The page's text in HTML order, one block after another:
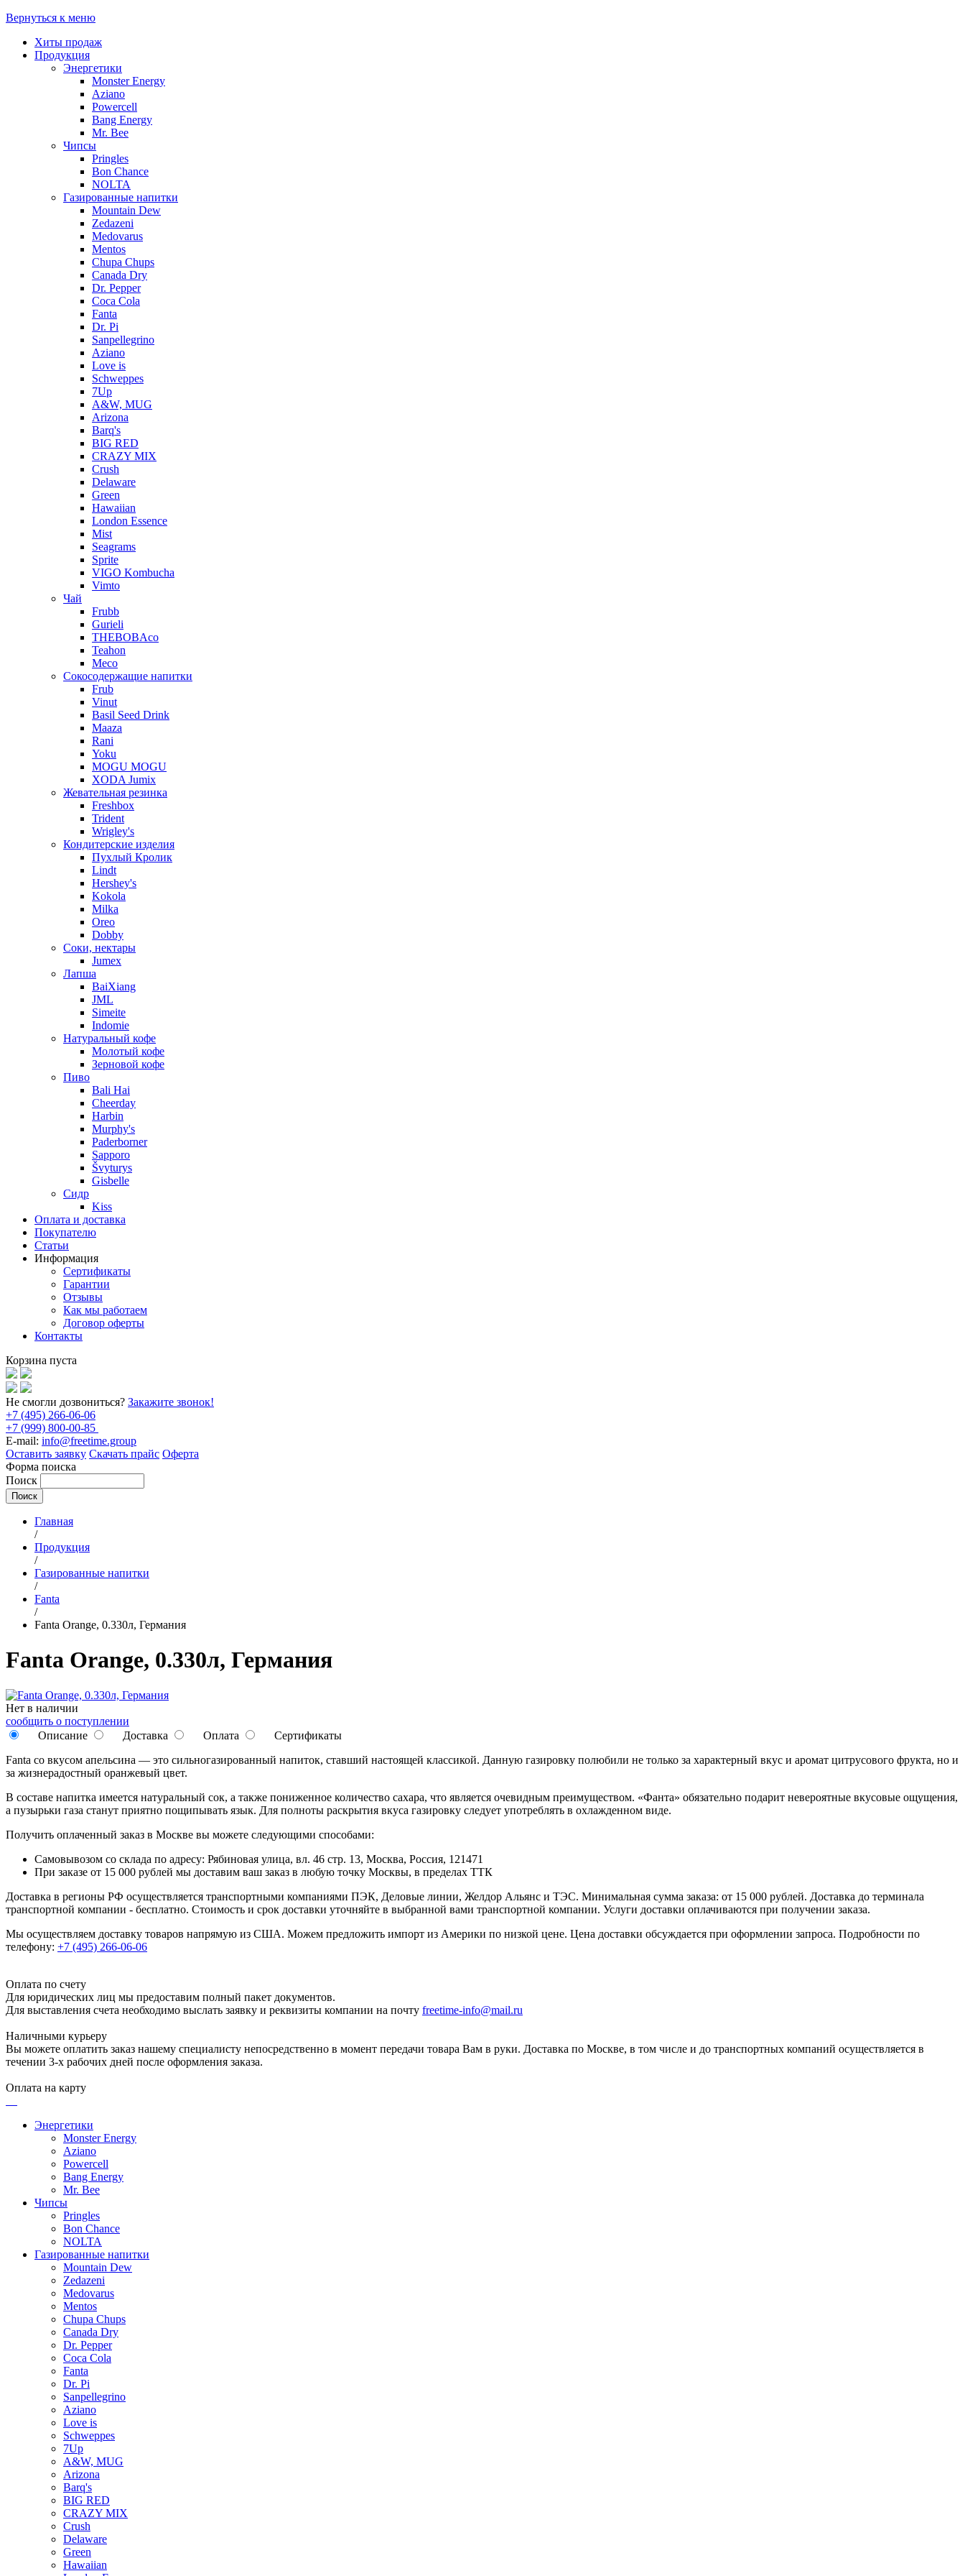
Вернуться к меню
Хиты продаж
Продукция
Энергетики
Monster Energy
Aziano
Powercell
Bang Energy
Mr. Bee
Чипсы
Pringles
Bon Chance
NOLTA
Газированные напитки
Mountain Dew
Zedazeni
Medovarus
Mentos
Chupa Chups
Canada Dry
Dr. Pepper
Coca Cola
Fanta
Dr. Pi
Sanpellegrino
Aziano
Love is
Schweppes
7Up
A&W, MUG
Arizona
Barq's
BIG RED
CRAZY MIX
Crush
Delaware
Green
Hawaiian
London Essence
Mist
Seagrams
Sprite
VIGO Kombucha
Vimto
Чай
Frubb
Gurieli
THEBOBAco
Teahon
Meco
Сокосодержащие напитки
Frub
Vinut
Basil Seed Drink
Maaza
Rani
Yoku
MOGU MOGU
XODA Jumix
Жевательная резинка
Freshbox
Trident
Wrigley's
Кондитерские изделия
Пухлый Кролик
Lindt
Hershey's
Kokola
Milka
Oreo
Dobby
Соки, нектары
Jumex
Лапша
BaiXiang
JML
Simeite
Indomie
Натуральный кофе
Молотый кофе
Зерновой кофе
Пиво
Bali Hai
Cheerday
Harbin
Murphy's
Paderborner
Sapporo
Švyturys
Gisbelle
Сидр
Kiss
Оплата и доставка
Покупателю
Статьи
Информация
Сертификаты
Гарантии
Отзывы
Как мы работаем
Договор оферты
Контакты
Корзина пуста
Не смогли дозвониться? Закажите звонок!
+7 (495) 266-06-06
+7 (999) 800-00-85
E-mail: info@freetime.group
Оставить заявку Скачать прайс Оферта
Форма поиска
Поиск
Главная
/
Продукция
/
Газированные напитки
/
Fanta
/
Fanta Orange, 0.330л, Германия
Fanta Orange, 0.330л, Германия
Нет в наличии
сообщить о поступлении
Описание
Доставка Оплата
Сертификаты
Fanta со вкусом апельсина — это сильногазированный напиток, ставший настоящей классикой. Данную газировку полюбили не только за характерный вкус и аромат цитрусового фрукта, но и
за жизнерадостный оранжевый цвет.
В составе напитка имеется натуральный сок, а также пониженное количество сахара, что является очевидным преимуществом. «Фанта» обязательно подарит невероятные вкусовые ощущения,
а пузырьки газа станут приятно пощипывать язык. Для полноты раскрытия вкуса газировку следует употреблять в охлажденном виде.
Получить оплаченный заказ в Москве вы можете следующими способами:
Самовывозом со склада по адресу: Рябиновая улица, вл. 46 стр. 13, Москва, Россия, 121471
При заказе от 15 000 рублей мы доставим ваш заказ в любую точку Москвы, в пределах ТТК
Доставка в регионы РФ осуществляется транспортными компаниями ПЭК, Деловые линии, Желдор Альянс и ТЭС. Минимальная сумма заказа: от 15 000 рублей. Доставка до терминала
транспортной компании - бесплатно. Стоимость и срок доставки уточняйте в выбранной вами транспортной компании. Услуги доставки оплачиваются при получении заказа.
Мы осуществляем доставку товаров напрямую из США. Можем предложить импорт из Америки по низкой цене. Цена доставки обсуждается при оформлении запроса. Подробности по
телефону: +7 (495) 266-06-06
Оплата по счету
Для юридических лиц мы предоставим полный пакет документов.
Для выставления счета необходимо выслать заявку и реквизиты компании на почту freetime-info@mail.ru
Наличными курьеру
Вы можете оплатить заказ нашему специалисту непосредственно в момент передачи товара Вам в руки. Доставка по Москве, в том числе и до транспортных компаний осуществляется в
течении 3-х рабочих дней после оформления заказа.
Оплата на карту
Энергетики
Monster Energy
Aziano
Powercell
Bang Energy
Mr. Bee
Чипсы
Pringles
Bon Chance
NOLTA
Газированные напитки
Mountain Dew
Zedazeni
Medovarus
Mentos
Chupa Chups
Canada Dry
Dr. Pepper
Coca Cola
Fanta
Dr. Pi
Sanpellegrino
Aziano
Love is
Schweppes
7Up
A&W, MUG
Arizona
Barq's
BIG RED
CRAZY MIX
Crush
Delaware
Green
Hawaiian